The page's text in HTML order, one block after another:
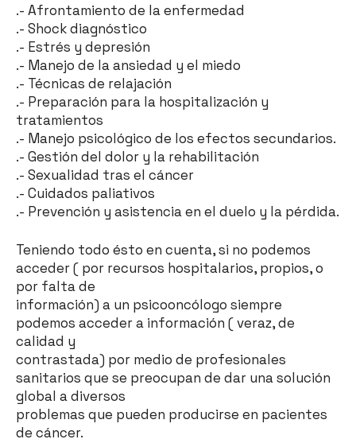
.- Afrontamiento de la enfermedad
.- Shock diagnóstico
.- Estrés y depresión
.- Manejo de la ansiedad y el miedo
.- Técnicas de relajación
.- Preparación para la hospitalización y
tratamientos
.- Manejo psicológico de los efectos secundarios.
.- Gestión del dolor y la rehabilitación
.- Sexualidad tras el cáncer
.- Cuidados paliativos
.- Prevención y asistencia en el duelo y la pérdida.
Teniendo todo ésto en cuenta, si no podemos
acceder ( por recursos hospitalarios, propios, o
por falta de
información) a un psicooncólogo siempre
podemos acceder a información ( veraz, de
calidad y
contrastada) por medio de profesionales
sanitarios que se preocupan de dar una solución
global a diversos
problemas que pueden producirse en pacientes
de cáncer.